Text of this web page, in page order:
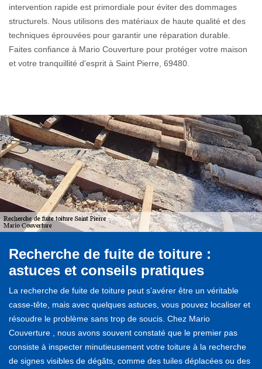
intervention rapide est primordiale pour éviter des dommages
structurels. Nous utilisons des matériaux de haute qualité et des
techniques éprouvées pour garantir une réparation durable.
Faites confiance à Mario Couverture pour protéger votre maison
et votre tranquillité d'esprit à Saint Pierre, 69480.
Recherche de fuite de toiture :
astuces et conseils pratiques
La recherche de fuite de toiture peut s’avérer être un véritable
casse-tête, mais avec quelques astuces, vous pouvez localiser et
résoudre le problème sans trop de soucis. Chez Mario
Couverture , nous avons souvent constaté que le premier pas
consiste à inspecter minutieusement votre toiture à la recherche
de signes visibles de dégâts, comme des tuiles déplacées ou des